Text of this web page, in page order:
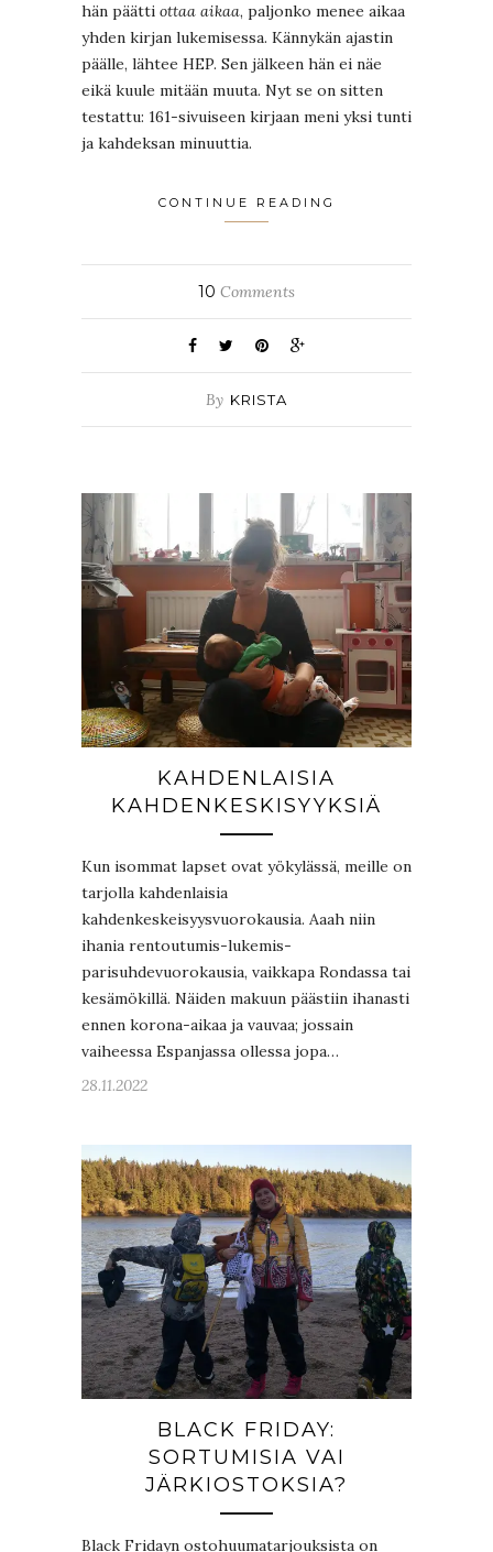
hän päätti ottaa aikaa, paljonko menee aikaa
yhden kirjan lukemisessa. Kännykän ajastin
päälle, lähtee HEP. Sen jälkeen hän ei näe
eikä kuule mitään muuta. Nyt se on sitten
testattu: 161-sivuiseen kirjaan meni yksi tunti
ja kahdeksan minuuttia.
CONTINUE READING
10 Comments
By KRISTA
KAHDENLAISIA
KAHDENKESKISYYKSIÄ
Kun isommat lapset ovat yökylässä, meille on
tarjolla kahdenlaisia
kahdenkeskeisyysvuorokausia. Aaah niin
ihania rentoutumis-lukemis-
parisuhdevuorokausia, vaikkapa Rondassa tai
kesämökillä. Näiden makuun päästiin ihanasti
ennen korona-aikaa ja vauvaa; jossain
vaiheessa Espanjassa ollessa jopa…
28.11.2022
BLACK FRIDAY:
SORTUMISIA VAI
JÄRKIOSTOKSIA?
Black Fridayn ostohuumatarjouksista on